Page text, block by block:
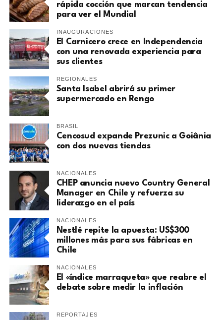
rápida cocción que marcan tendencia
para ver el Mundial
INAUGURACIONES
El Carnicero crece en Independencia
con una renovada experiencia para
sus clientes
REGIONALES
Santa Isabel abrirá su primer
supermercado en Rengo
BRASIL
Cencosud expande Prezunic a Goiânia
con dos nuevas tiendas
NACIONALES
CHEP anuncia nuevo Country General
Manager en Chile y refuerza su
liderazgo en el país
NACIONALES
Nestlé repite la apuesta: US$300
millones más para sus fábricas en
Chile
NACIONALES
El «índice marraqueta» que reabre el
debate sobre medir la inflación
REPORTAJES